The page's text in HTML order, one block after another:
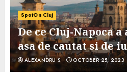
SpotOn Cluj
De ce Cluj-Napoca a
asa de cautat si de
ALEXANDRU S. OCTOBER 25, 2023